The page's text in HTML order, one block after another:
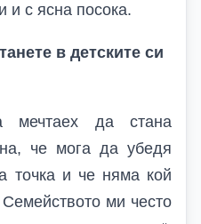
и с ясна посока.
в детските си
мечтаех да стана
че мога да убедя
точка и че няма кой
Семейството ми често